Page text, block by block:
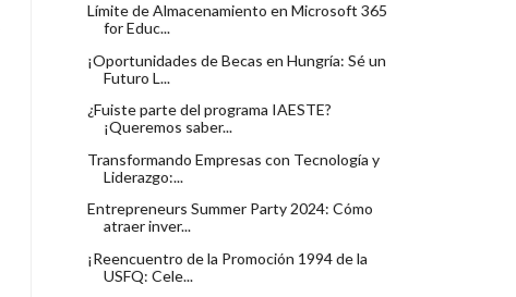
Límite de Almacenamiento en Microsoft 365
for Educ...
¡Oportunidades de Becas en Hungría: Sé un
Futuro L...
¿Fuiste parte del programa IAESTE?
¡Queremos saber...
Transformando Empresas con Tecnología y
Liderazgo:...
Entrepreneurs Summer Party 2024: Cómo
atraer inver...
¡Reencuentro de la Promoción 1994 de la
USFQ: Cele...